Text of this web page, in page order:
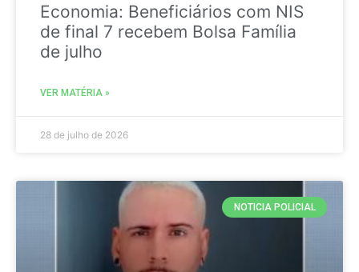
Economia: Beneficiários com NIS
de final 7 recebem Bolsa Família
de julho
VER MATÉRIA »
28 de julho de 2026
NOTICIA POLICIAL